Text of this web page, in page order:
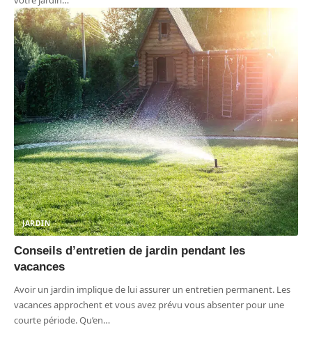
JARDIN
Conseils d’entretien de jardin pendant les
vacances
Avoir un jardin implique de lui assurer un entretien permanent. Les
vacances approchent et vous avez prévu vous absenter pour une
courte période. Qu’en…